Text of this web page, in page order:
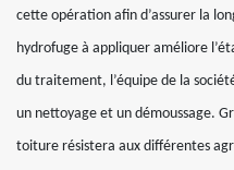
cette opération afin d’assurer la
hydrofuge à appliquer améliore
du traitement, l’équipe de la
un nettoyage et un démoussage.
toiture résistera aux différentes